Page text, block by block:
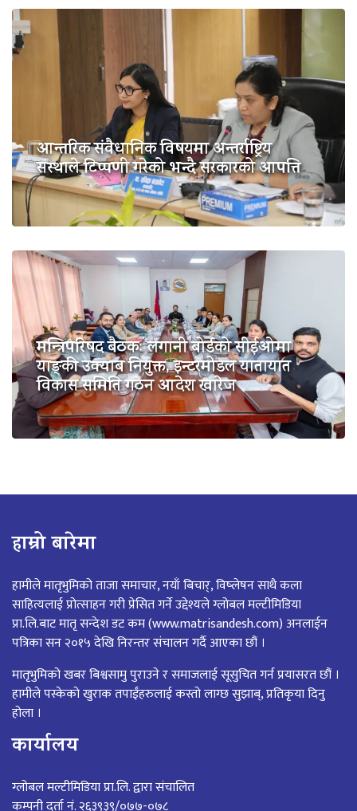
आन्तरिक संवैधानिक विषयमा अन्तर्राष्ट्रिय
संस्थाले टिप्पणी गरेको भन्दै सरकारको आपत्ति
मन्त्रिपरिषद बैठकः लगानी बोर्डको सीईओमा
याङ्की उक्याब नियुक्त, इन्टरमोडल यातायात
विकास समिति गठन आदेश खारेज
हाम्रो बारेमा
हामीले मातृभुमिको ताजा समाचार, नयाँ बिचार्, विष्लेषन साथै कला
साहित्यलाई प्रोत्साहन गरी प्रेसित गर्ने उद्देश्यले ग्लोबल मल्टीमिडिया
प्रा.लि.बाट मातृ सन्देश डट कम (www.matrisandesh.com) अनलाईन
पत्रिका सन २०१५ देखि निरन्तर संचालन गर्दै आएका छौं ।
मातृभुमिको खबर बिश्वसामु पुराउने र समाजलाई सूसुचित गर्न प्रयासरत छौं ।
हामीले पस्केको खुराक तपाईंहरुलाई कस्तो लाग्छ सुझाब्, प्रतिकृया दिनु
होला ।
कार्यालय
ग्लोबल मल्टीमिडिया प्रा.लि. द्वारा संचालित